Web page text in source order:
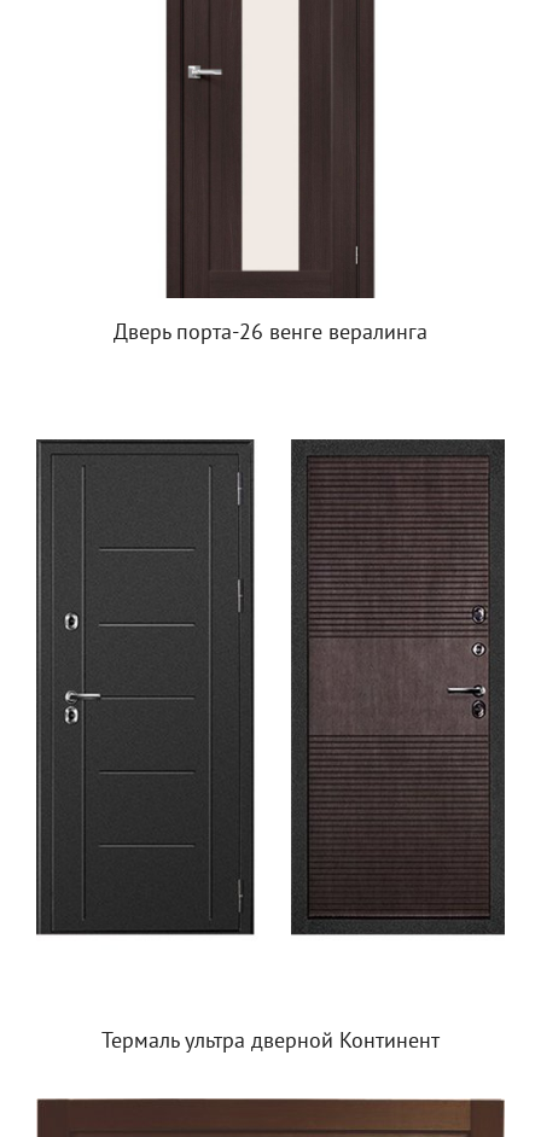
Дверь порта-26 венге вералинга
Термаль ультра дверной Континент